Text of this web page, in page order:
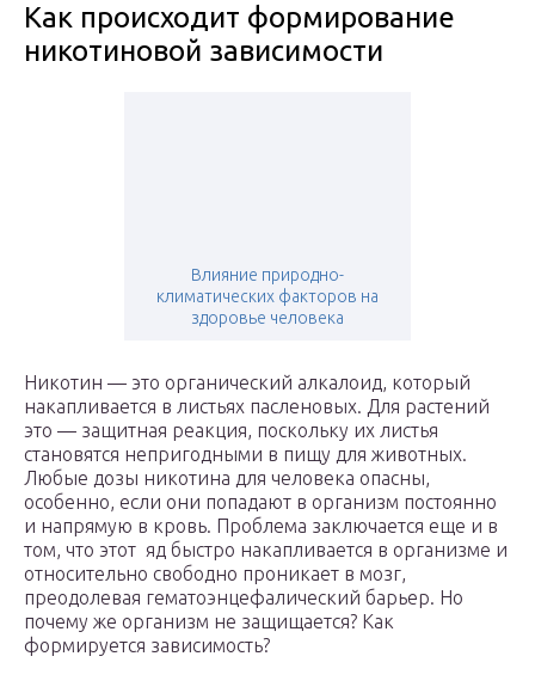
Как происходит формирование
никотиновой зависимости
Влияние природно-
климатических факторов на
здоровье человека
Никотин — это органический алкалоид, который
накапливается в листьях пасленовых. Для растений
это — защитная реакция, поскольку их листья
становятся непригодными в пищу для животных.
Любые дозы никотина для человека опасны,
особенно, если они попадают в организм постоянно
и напрямую в кровь. Проблема заключается еще и в
том, что этот яд быстро накапливается в организме и
относительно свободно проникает в мозг,
преодолевая гематоэнцефалический барьер. Но
почему же организм не защищается? Как
формируется зависимость?